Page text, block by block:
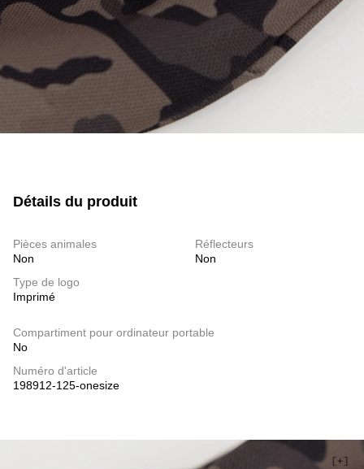
Détails du produit
Pièces animales
Non
Réflecteurs
Non
Type de logo
Imprimé
Compartiment pour ordinateur portable
No
Numéro d'article
198912-125-onesize